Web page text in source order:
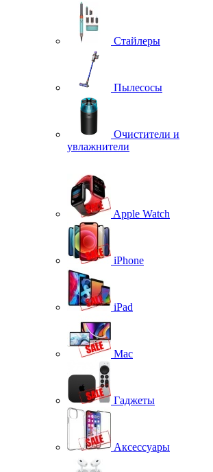
Стайлеры
Пылесосы
Очистители и
увлажнители
Apple Watch
iPhone
iPad
Mac
Гаджеты
Аксессуары